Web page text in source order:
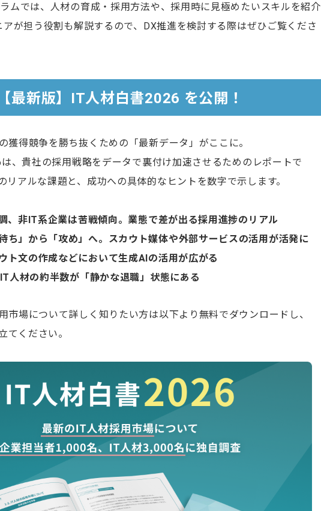
ムでは、人材の育成・採用方法や、採用時に見極めたいスキルを紹介
アが担う役割も解説するので、DX推進を検討する際はぜひご覧くださ
【最新版】IT人材白書2026 を公開！
獲得競争を勝ち抜くための「最新データ」がここに。
、貴社の採用戦略をデータで裏付け​加速させるためのレポートで
リアルな課題と、成功への具体的なヒントを数字で示します。
、非IT系企業は苦戦傾向。業態で差が出る採用進捗のリアル​
ち」から「攻め」へ。スカウト媒体や外部サービスの活用が活発に
ト文の作成などにおいて生成AIの活用が広がる
人材の約半数が「静かな退職」状態にある
市場について詳しく知りたい方は以下より無料でダウンロードし、
てください。